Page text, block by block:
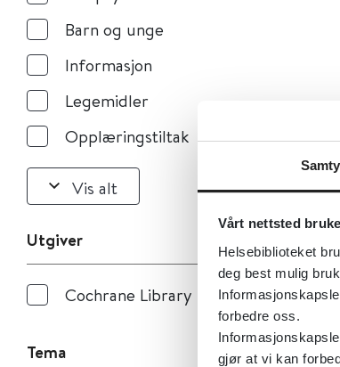
Vårt nettsted
Helsebiblioteket
deg best mulig
forbedre oss.
gjør at vi kan
Barn og unge
Informasjon
Legemidler
Opplæringstiltak
Vis alt
Utgiver
Cochrane Library
Tema